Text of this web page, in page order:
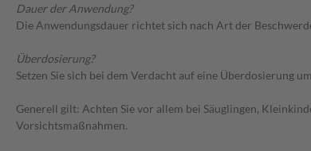
Dauer der Anwendung?
Die Anwendungsdauer richtet sich nach Art der
Überdosierung?
Setzen Sie sich bei dem Verdacht auf eine Überdosierung
Generell gilt: Achten Sie vor allem bei Säuglingen,
Vorsichtsmaßnahmen.